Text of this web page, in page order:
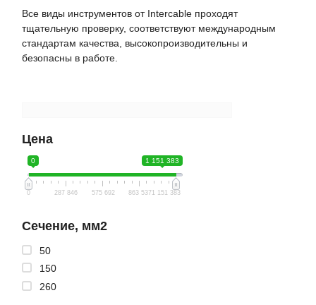
Цена
0 1 151 383
0 287 846 575 692 863 5371 151 383
Сечение, мм2
50
150
260
Все виды инструментов от Intercable проходят
тщательную проверку, соответствуют международным
стандартам качества, высокопроизводительны и
безопасны в работе.